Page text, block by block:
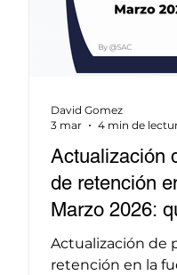
Actualización
de retención
Marzo 2026:
cómo
contingencias
Actualización de
retención en la
David Gomez
3 mar
4 min de